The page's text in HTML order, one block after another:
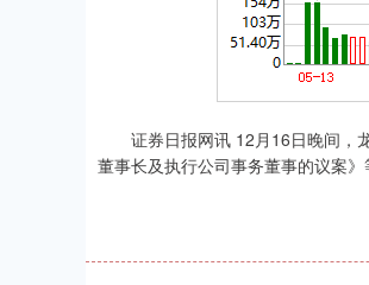
证券日报网讯 12月16日晚间，龙
董事长及执行公司事务董事的议案》